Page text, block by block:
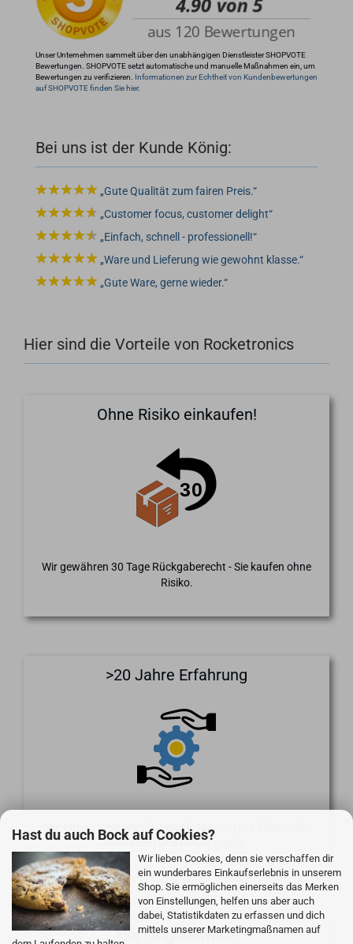
Hast du auch Bock auf Cookies?
Wir lieben Cookies, denn sie verschaffen dir
ein wunderbares Einkaufserlebnis in unserem
Shop. Sie ermöglichen einerseits das Merken
von Einstellungen, helfen uns aber auch
dabei, Statistikdaten zu erfassen und dich
mittels unserer Marketingmaßnamen auf
Unser Unternehmen sammelt über den unabhängigen Dienstleister SHOPVOTE
Bewertungen. SHOPVOTE setzt automatische und manuelle Maßnahmen ein, um
Bewertungen zu verifizieren. Informationen zur Echtheit von Kundenbewertungen
auf SHOPVOTE finden Sie hier.
Bei uns ist der Kunde König:
Gute Qualität zum fairen Preis.
Customer focus, customer delight
Einfach, schnell - professionell!
Ware und Lieferung wie gewohnt klasse.
Gute Ware, gerne wieder.
Hier sind die Vorteile von Rocketronics
Ohne Risiko einkaufen!
Wir gewähren 30 Tage Rückgaberecht - Sie kaufen ohne
Risiko.
>20 Jahre Erfahrung
Wir haben mehr als 20 Jahre Erfahrung mit Elektronik,
Antrieben und Steuerungen.
Nur Originalware!